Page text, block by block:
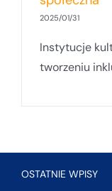
2025/01/31
Instytucje
tworzeniu
OSTATNIE WPISY